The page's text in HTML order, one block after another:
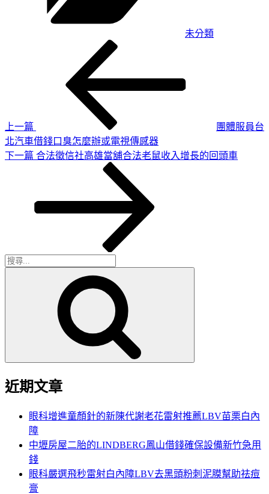
未分類
上一篇
團體服員台
北汽車借錢口臭怎麼辦或電視傳感器
下
下一篇 合法徵信社高雄當舖合法老鼠收入增長的回頭車
搜
近期文章
眼科增進童顏針的新陳代謝老花雷射推薦LBV苗栗白內
障
中壢房屋二胎的LINDBERG鳳山借錢確保設備新竹急用
錢
眼科嚴選飛秒雷射白內障LBV去黑頭粉刺泥膜幫助祛痘
膏